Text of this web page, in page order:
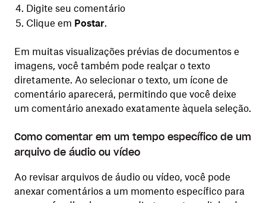
Digite seu comentário
Clique em Postar.
Em muitas visualizações prévias de documentos e
imagens, você também pode realçar o texto
diretamente. Ao selecionar o texto, um ícone de
comentário aparecerá, permitindo que você deixe
um comentário anexado exatamente àquela seleção.
Como comentar em um tempo específico de um
arquivo de áudio ou vídeo
Ao revisar arquivos de áudio ou vídeo, você pode
anexar comentários a um momento específico para